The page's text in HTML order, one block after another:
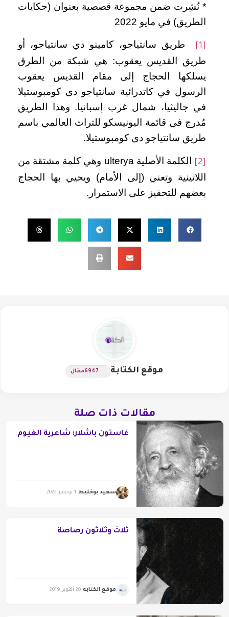
* نُشِرت ضمن مجموعة قصصية بعنوان (حكايات
الطريق) في مايو 2022
[1]
طريق سانتياجو، كامينو دي سانتياجو، أو
طريق القديس يعقوب: هي شبكة من الطرق
يسلكها الحجاج إلى مقام القديس يعقوب
الرسول في كاتدرائية سانتياجو دى كومبوستيلا
في جاليثيا، شمال غرب إسبانيا. وهذا الطريق
مُدرج في قائمة اليونيسكو للتراث العالمي باسم
طريق سانتياجو دى كومبوستيلا.
الكلمة الأصلية ulterya وهي كلمة مشتقة من
اللاتينية وتعني (إلى الأمام) ويحيي بها الحجاج
بعضهم للتحفيز على الاستمرار.
موقع الكتابة 6947مقال
مقالات ذات صلة
غاستون باشلار: شاعرية الغيوم
سعيد بوخليط 1 نوفمبر 2022
ثلاثٌ وثلاثون رصاصة
موقع الكتابة 20 أكتوبر 2019